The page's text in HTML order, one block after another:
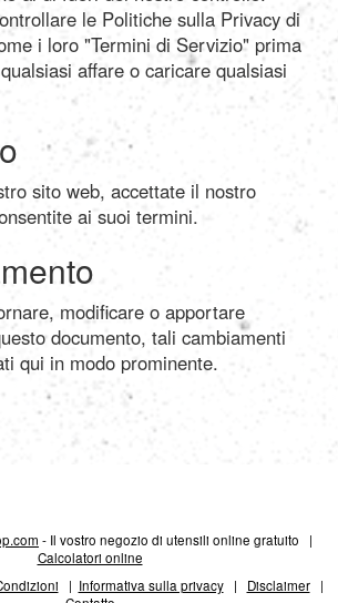
한국어
العربية
Svenska
Norsk
Dansk
Suomi
Ελληνικά
le Politiche sulla Privacy di
i loro "Termini di Servizio" prima
affare o caricare qualsiasi
sito web, accettate il nostro
ai suoi termini.
modificare o apportare
documento, tali cambiamenti
qui in modo prominente.
- Il vostro negozio di utensili online gratuito |
Calcolatori online
| Informativa sulla privacy| Disclaimer|